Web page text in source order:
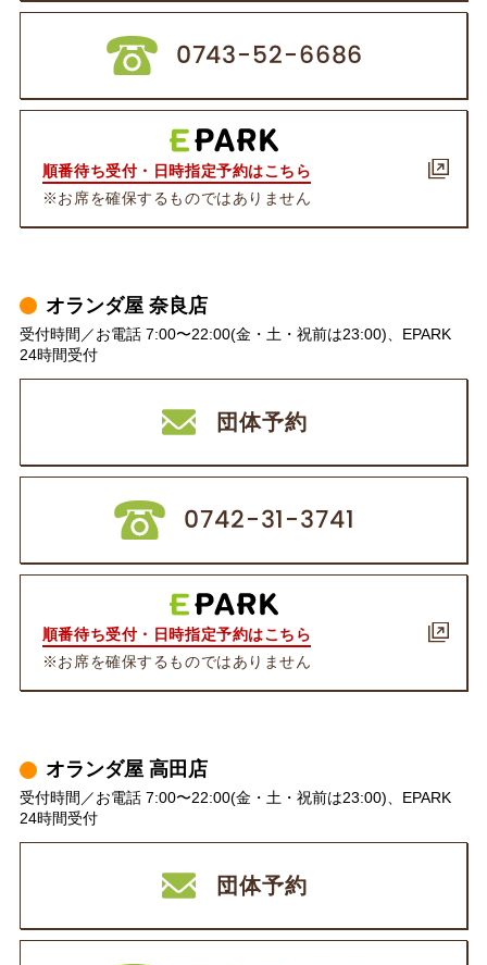
0743-52-6686
順番待ち受付・日時指定予約はこちら
※お席を確保するものではありません
オランダ屋 奈良店
受付時間／お電話 7:00〜22:00(金・土・祝前は23:00)、EPARK
24時間受付
団体予約
0742-31-3741
順番待ち受付・日時指定予約はこちら
※お席を確保するものではありません
オランダ屋 高田店
受付時間／お電話 7:00〜22:00(金・土・祝前は23:00)、EPARK
24時間受付
団体予約